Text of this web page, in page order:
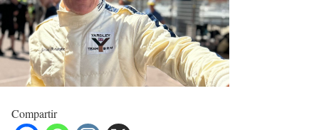
Compartir